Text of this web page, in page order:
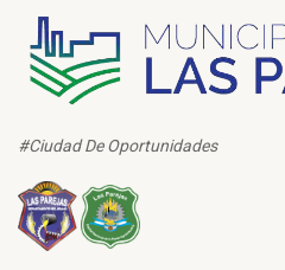
#Ciudad De Oportunidades